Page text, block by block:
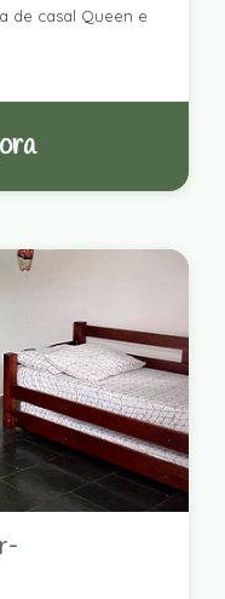
de casal Queen e